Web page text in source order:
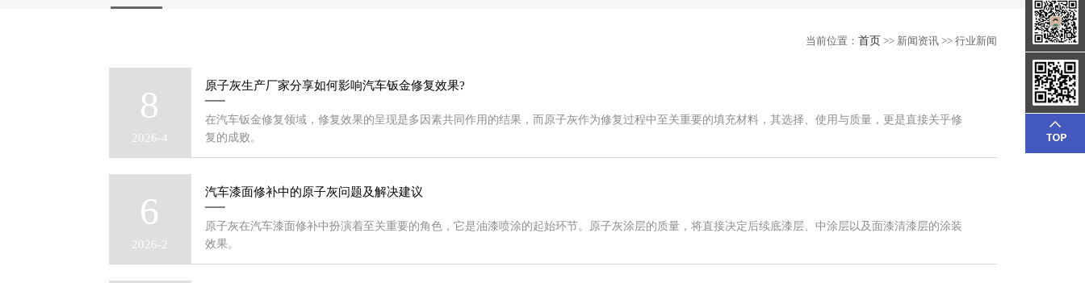
当前位置： 首页 >> 新闻资讯 >> 行业新闻
8
2026-4
原子灰生产厂家分享如何影响汽车钣金修复效果?
在汽车钣金修复领域，修复效果的呈现是多因素共同作用的结果，而原子灰作为修复过程中至关重要的填充材料，其选择、使用与质量，更是直接关乎修
复的成败。
6
2026-2
汽车漆面修补中的原子灰问题及解决建议
原子灰在汽车漆面修补中扮演着至关重要的角色，它是油漆喷涂的起始环节。原子灰涂层的质量，将直接决定后续底漆层、中涂层以及面漆清漆层的涂装
效果。